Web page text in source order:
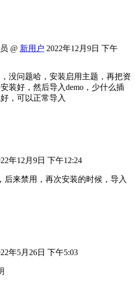
@ 新用户 2022年12月9日 下午
没问题哈，安装启用主题，再把资
装好，然后导入demo，少什么插
，可以正常导入
年12月9日 下午12:24
后来禁用，再次安装的时候，导入
年5月26日 下午5:03